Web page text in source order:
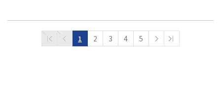
1 2 3 4 5